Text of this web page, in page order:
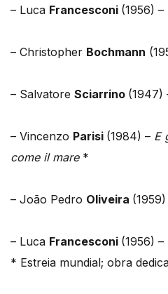
– Luca Francesconi (1956) –
– Christopher Bochmann
– Salvatore Sciarrino (1947)
– Vincenzo Parisi (1984) – E
come il mare*
– João Pedro Oliveira (1959)
– Luca Francesconi (1956) –
* Estreia mundial; obra